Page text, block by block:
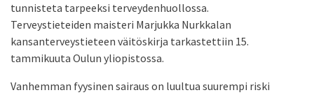
tunnisteta tarpeeksi terveydenhuollossa.
Terveystieteiden maisteri Marjukka Nurkkalan
kansanterveystieteen väitöskirja tarkastettiin 15.
tammikuuta Oulun yliopistossa.
Vanhemman fyysinen sairaus on luultua suurempi riski